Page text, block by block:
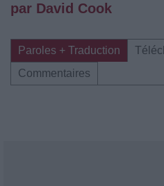
par David Cook
Paroles + Traduction
Commentaires